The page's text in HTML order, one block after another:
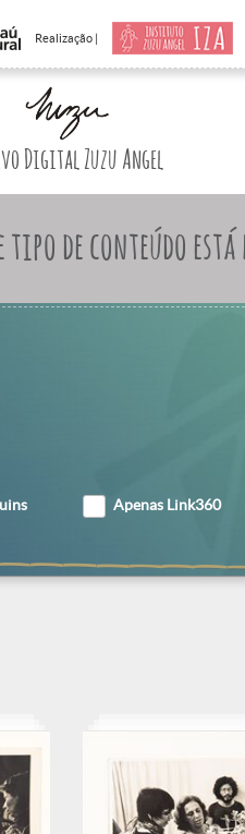
Realização |
Digital Zuzu Angel
tipo de conteúdo está
Apenas Link360